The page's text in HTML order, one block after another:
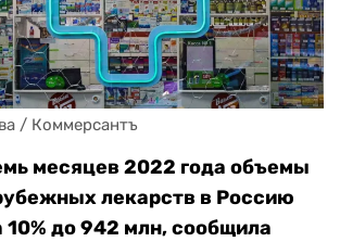
/ Коммерсантъ
месяцев 2022 года объемы
лекарств в Россию
10% до 942 млн, сообщила